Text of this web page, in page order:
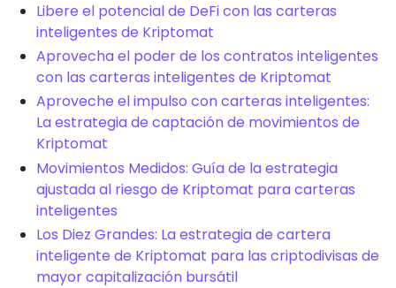
Libere el potencial de DeFi con las carteras
inteligentes de Kriptomat
Aprovecha el poder de los contratos inteligentes
con las carteras inteligentes de Kriptomat
Aproveche el impulso con carteras inteligentes:
La estrategia de captación de movimientos de
Kriptomat
Movimientos Medidos: Guía de la estrategia
ajustada al riesgo de Kriptomat para carteras
inteligentes
Los Diez Grandes: La estrategia de cartera
inteligente de Kriptomat para las criptodivisas de
mayor capitalización bursátil